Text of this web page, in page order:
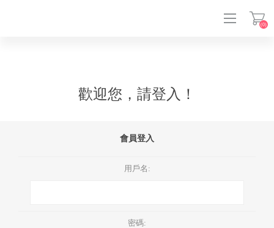
(0)
歡迎您，請登入！
會員登入
用戶名:
密碼: